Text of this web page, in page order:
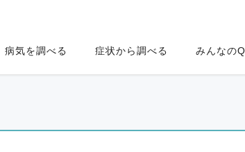
病気を調べる 症状から調べる みんなの